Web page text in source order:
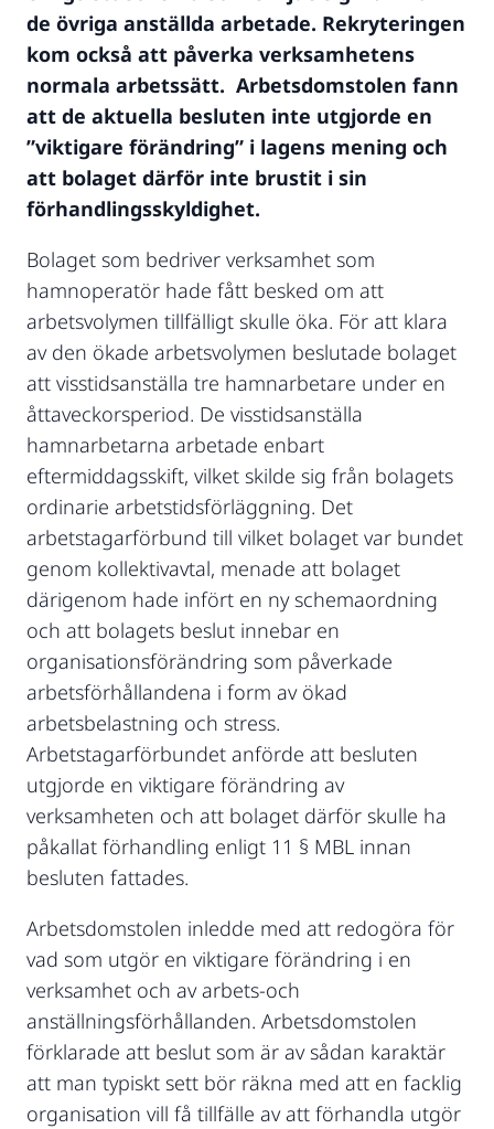
de övriga anställda arbetade. Rekryteringen
kom också att påverka verksamhetens
normala arbetssätt. Arbetsdomstolen fann
att de aktuella besluten inte utgjorde en
”viktigare förändring” i lagens mening och
att bolaget därför inte brustit i sin
förhandlingsskyldighet.
Bolaget som bedriver verksamhet som
hamnoperatör hade fått besked om att
arbetsvolymen tillfälligt skulle öka. För att klara
av den ökade arbetsvolymen beslutade bolaget
att visstidsanställa tre hamnarbetare under en
åttaveckorsperiod. De visstidsanställa
hamnarbetarna arbetade enbart
eftermiddagsskift, vilket skilde sig från bolagets
ordinarie arbetstidsförläggning. Det
arbetstagarförbund till vilket bolaget var bundet
genom kollektivavtal, menade att bolaget
därigenom hade infört en ny schemaordning
och att bolagets beslut innebar en
organisationsförändring som påverkade
arbetsförhållandena i form av ökad
arbetsbelastning och stress.
Arbetstagarförbundet anförde att besluten
utgjorde en viktigare förändring av
verksamheten och att bolaget därför skulle ha
påkallat förhandling enligt 11 § MBL innan
besluten fattades.
Arbetsdomstolen inledde med att redogöra för
vad som utgör en viktigare förändring i en
verksamhet och av arbets-och
anställningsförhållanden. Arbetsdomstolen
förklarade att beslut som är av sådan karaktär
att man typiskt sett bör räkna med att en facklig
organisation vill få tillfälle av att förhandla utgör